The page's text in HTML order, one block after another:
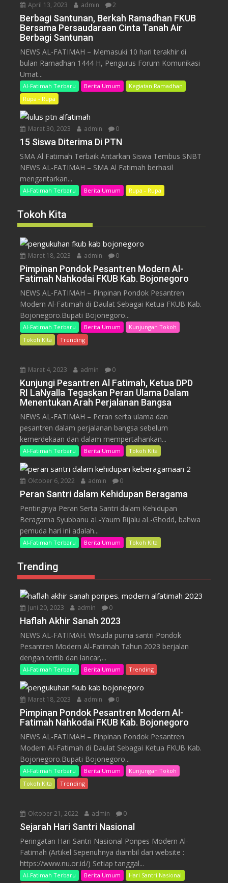
April 13, 2023 admin 2
Berbagi Santunan, Berkah Ramadhan FKUB
Bersama Persaudaraan Cinta Tanah Air
Berbagi Santunan
NEWS AL-FATIMAH – Memasuki 10 hari terakhir di
bulan Ramadhan 1444 H, Pengurus Forum Komunikasi
Umat...
Al-Fatimah Terbaru Berita Umum
Kegiatan Ramadhan
Rupa - Rupa
Maret 30, 2023 admin 0
15 Siswa Diterima Di PTN
SMA Al Fatimah Terbaik Antarkan Siswa Tembus SNBT
NEWS AL-FATIMAH – SMA Al Fatimah berhasil
mengantarkan...
Al-Fatimah Terbaru Berita Umum Rupa - Rupa
Tokoh Kita
Maret 18, 2023 admin 0
Pimpinan Pondok Pesantren Modern Al-
Fatimah Nahkodai FKUB Kab. Bojonegoro
NEWS AL-FATIMAH – Pinpinan Pondok Pesantren
Modern Al-Fatimah di Daulat Sebagai Ketua FKUB Kab.
Bojonegoro.Bupati Bojonegoro...
Al-Fatimah Terbaru Berita Umum
Kunjungan Tokoh
Tokoh Kita
Trending
Maret 4, 2023 admin 0
Kunjungi Pesantren Al Fatimah, Ketua DPD
RI LaNyalla Tegaskan Peran Ulama Dalam
Menentukan Arah Perjalanan Bangsa
NEWS AL-FATIMAH – Peran serta ulama dan
pesantren dalam perjalanan bangsa sebelum
kemerdekaan dan dalam mempertahankan...
Al-Fatimah Terbaru Berita Umum Tokoh Kita
Oktober 6, 2022 admin 0
Peran Santri dalam Kehidupan Beragama
Pentingnya Peran Serta Santri dalam Kehidupan
Beragama Syubbanu aL-Yaum Rijalu aL-Ghodd, bahwa
pemuda hari ini adalah...
Al-Fatimah Terbaru Berita Umum Tokoh Kita
Trending
Juni 20, 2023 admin 0
Haflah Akhir Sanah 2023
NEWS AL-FATIMAH. Wisuda purna santri Pondok
Pesantren Modern Al-Fatimah Tahun 2023 berjalan
dengan tertib dan lancar,...
Al-Fatimah Terbaru Berita Umum Trending
Maret 18, 2023 admin 0
Pimpinan Pondok Pesantren Modern Al-
Fatimah Nahkodai FKUB Kab. Bojonegoro
NEWS AL-FATIMAH – Pinpinan Pondok Pesantren
Modern Al-Fatimah di Daulat Sebagai Ketua FKUB Kab.
Bojonegoro.Bupati Bojonegoro...
Al-Fatimah Terbaru Berita Umum
Kunjungan Tokoh
Tokoh Kita
Trending
Oktober 21, 2022 admin 0
Sejarah Hari Santri Nasional
Peringatan Hari Santri Nasional Ponpes Modern Al-
Fatimah (Artikel Sepenuhnya diambil dari website :
https://www.nu.or.id/) Setiap tanggal...
Al-Fatimah Terbaru Berita Umum Hari Santri Nasional